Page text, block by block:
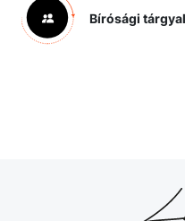
Bírósági